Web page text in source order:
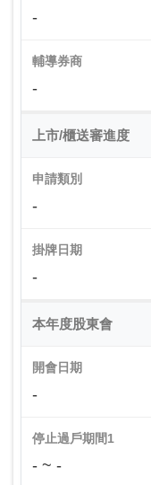
-
輔導券商
-
上市/櫃送審進度
申請類別
-
掛牌日期
-
本年度股東會
開會日期
-
停止過戶期間1
- ~ -